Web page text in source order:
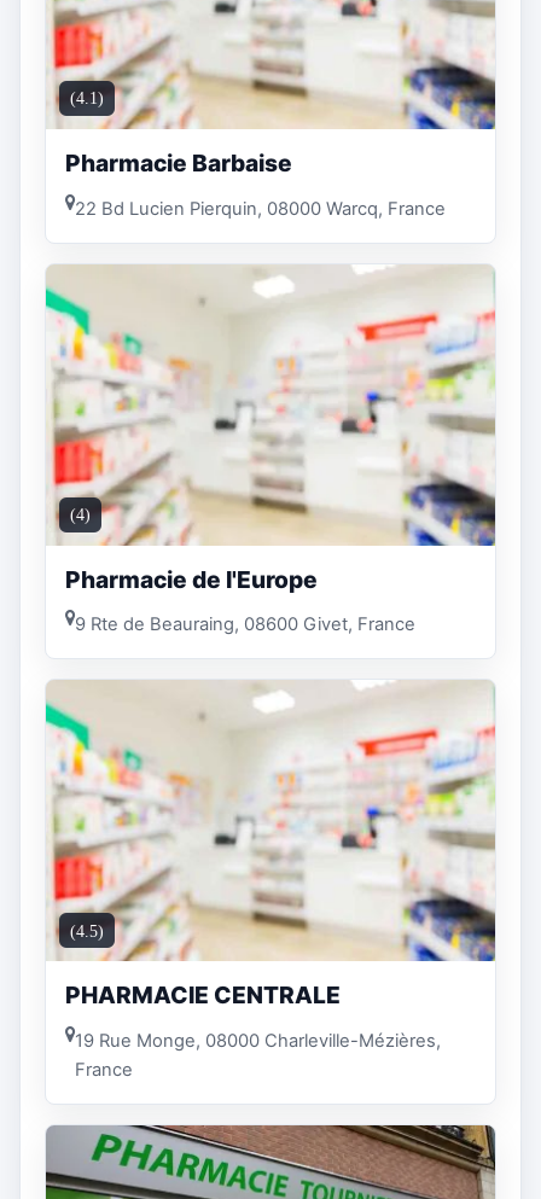
(4.1)
Pharmacie Barbaise
22 Bd Lucien Pierquin, 08000 Warcq, France
(4)
Pharmacie de l'Europe
9 Rte de Beauraing, 08600 Givet, France
(4.5)
PHARMACIE CENTRALE
19 Rue Monge, 08000 Charleville-Mézières,
France